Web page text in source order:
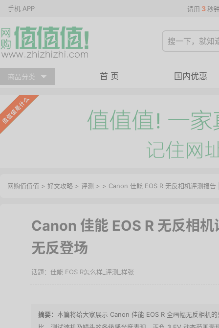
手机 APP 请用 3 秒
商品分类 首 页 国内优惠
网购值值值 > 好文攻略 > 评测 > > Canon 佳能 EOS R 无反相机评测报告
Canon 佳能 EOS R 无反相
无反登场
佳能 EOS R怎么样_评测_样张
本篇将给大家展示 Canon 佳能 EOS R 全画幅无反相机